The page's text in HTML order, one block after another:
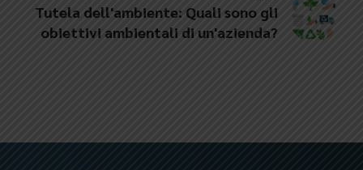
Tutela dell'ambiente: Quali sono gli
obiettivi ambientali di un'azienda?